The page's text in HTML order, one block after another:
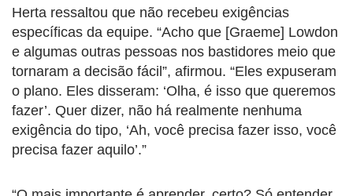
Herta ressaltou que não recebeu exigências
específicas da equipe. “Acho que [Graeme] Lowdon
e algumas outras pessoas nos bastidores meio que
tornaram a decisão fácil”, afirmou. “Eles expuseram
o plano. Eles disseram: ‘Olha, é isso que queremos
fazer’. Quer dizer, não há realmente nenhuma
exigência do tipo, ‘Ah, você precisa fazer isso, você
precisa fazer aquilo’.”